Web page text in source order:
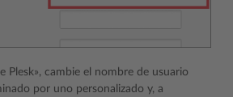
Plesk», cambie el nombre de usuario
por uno personalizado y, a